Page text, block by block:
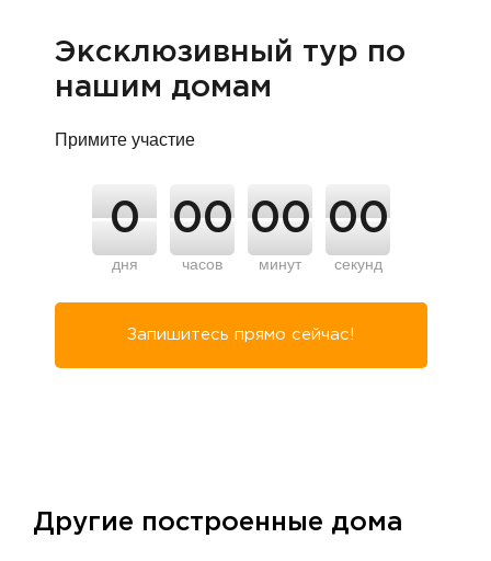
Эксклюзивный тур по
нашим домам
Примите участие
0
дня
00
часов
00
минут
00
секунд
Запишитесь прямо сейчас!
Другие построенные дома